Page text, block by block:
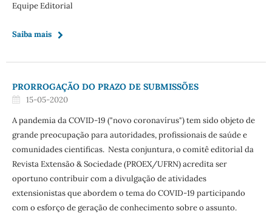
Equipe Editorial
Saiba mais
PRORROGAÇÃO DO PRAZO DE SUBMISSÕES
15-05-2020
A pandemia da COVID-19 ("novo coronavírus") tem sido objeto de
grande preocupação para autoridades, profissionais de saúde e
comunidades cientificas. Nesta conjuntura, o comitê editorial da
Revista Extensão & Sociedade (PROEX/UFRN) acredita ser
oportuno contribuir com a divulgação de atividades
extensionistas que abordem o tema do COVID-19 participando
com o esforço de geração de conhecimento sobre o assunto.